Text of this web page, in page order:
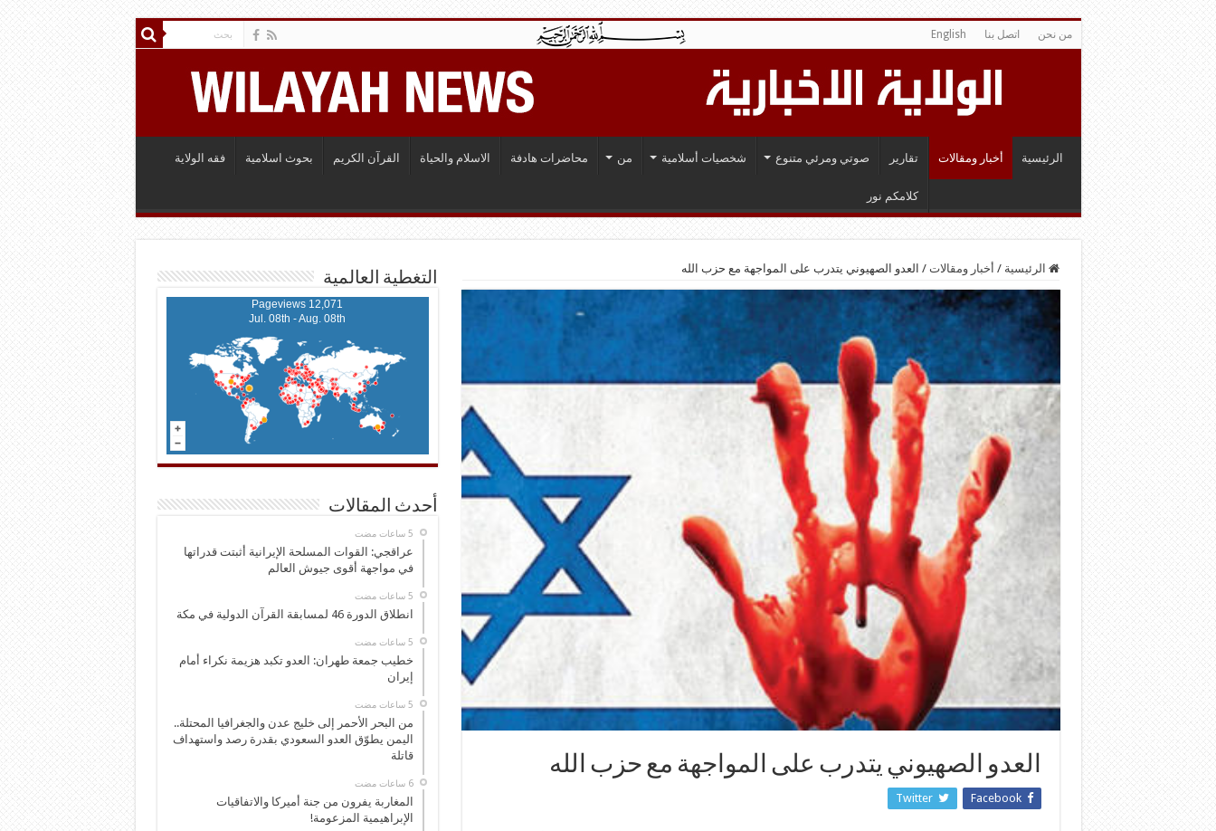
من نحن اتصل بنا English
الرئيسية أخبار ومقالات تقارير صوتي ومرئي متنوع شخصيات أسلامية من محاضرات هادفة الاسلام والحياة القرآن الكريم بحوث اسلامية فقه الولاية
كلامكم نور
الرئيسية / أخبار ومقالات / العدو الصهيوني يتدرب على المواجهة مع حزب الله
العدو الصهيوني يتدرب على المواجهة مع حزب الله
Facebook
Twitter
التغطية العالمية
12,071 Pageviews
Jul. 08th - Aug. 08th
أحدث المقالات
عراقجي: القوات المسلحة الإيرانية أثبتت قدراتها
في مواجهة أقوى جيوش العالم
انطلاق الدورة 46 لمسابقة القرآن الدولية في مكة
خطيب جمعة طهران: العدو تكبد هزيمة نكراء أمام
إيران
من البحر الأحمر إلى خليج عدن والجغرافيا المحتلة..
اليمن يطوّق العدو السعودي بقدرة رصد واستهداف
قاتلة
‏6 ساعات مضت
المغاربة يفرون من جنة أميركا والاتفاقيات
الإبراهيمية المزعومة!